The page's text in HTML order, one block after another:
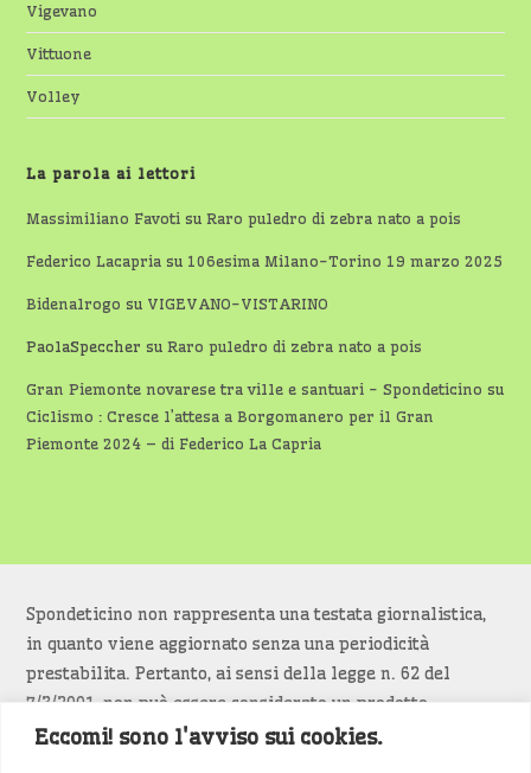
Eccomi! sono l'avviso sui cookies.
Vigevano
Vittuone
Volley
La parola ai lettori
Massimiliano Favoti suRaro puledro di zebra nato a pois
Federico Lacapria su 106esima Milano-Torino 19 marzo 2025
Bidenalrogo su VIGEVANO-VISTARINO
PaolaSpeccher suRaro puledro di zebra nato a pois
Gran Piemonte novarese tra ville e santuari - Spondeticino su
Ciclismo : Cresce l’attesa a Borgomanero per il Gran
Piemonte 2024 – di Federico La Capria
Spondeticino non rappresenta una testata giornalistica,
in quanto viene aggiornato senza una periodicità
prestabilita. Pertanto, ai sensi della legge n. 62 del
7/3/2001, non può essere considerato un prodotto
editoriale.